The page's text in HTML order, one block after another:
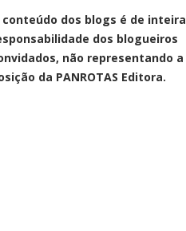
conteúdo dos blogs é de inteira
dos blogueiros
não representando a
da PANROTAS Editora.